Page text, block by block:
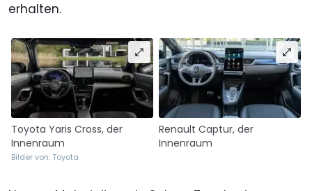
erhalten.
Toyota Yaris Cross, der
Innenraum
Bilder von: Toyota
Renault Captur, der
Innenraum